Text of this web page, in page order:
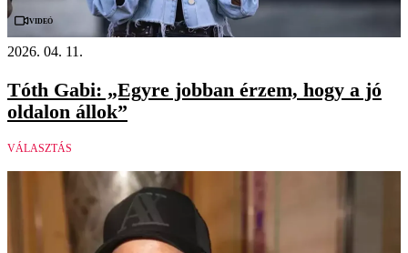
Videó
2026. 04. 11.
Tóth Gabi: „Egyre jobban érzem, hogy a jó
oldalon állok”
VÁLASZTÁS